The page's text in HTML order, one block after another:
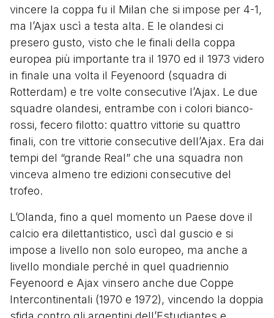
vincere la coppa fu il Milan che si impose per 4-1,
ma l’Ajax uscì a testa alta. E le olandesi ci
presero gusto, visto che le finali della coppa
europea più importante tra il 1970 ed il 1973 videro
in finale una volta il Feyenoord (squadra di
Rotterdam) e tre volte consecutive l’Ajax. Le due
squadre olandesi, entrambe con i colori bianco-
rossi, fecero filotto: quattro vittorie su quattro
finali, con tre vittorie consecutive dell’Ajax. Era dai
tempi del “grande Real” che una squadra non
vinceva almeno tre edizioni consecutive del
trofeo.
L’Olanda, fino a quel momento un Paese dove il
calcio era dilettantistico, uscì dal guscio e si
impose a livello non solo europeo, ma anche a
livello mondiale perché in quel quadriennio
Feyenoord e Ajax vinsero anche due Coppe
Intercontinentali (1970 e 1972), vincendo la doppia